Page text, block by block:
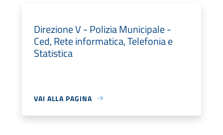
Direzione V - Polizia Municipale -
Ced, Rete informatica, Telefonia e
Statistica
VAI ALLA PAGINA